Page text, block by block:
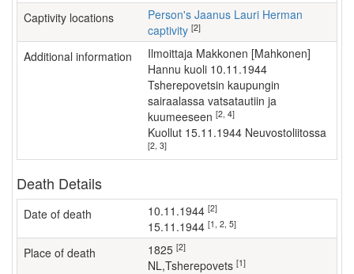
Captivity locations
Person's Jaanus Lauri Herman
captivity [2]
Additional information
ilmoittaja Makkonen [Mahkonen]
Hannu kuoli 10.11.1944
Tsherepovetsin kaupungin
sairaalassa vatsatautiin ja
kuumeeseen [2, 4]
kuollut 15.11.1944 Neuvostoliitossa
[2, 3]
Death Details
Date of death 10.11.1944 [2]
15.11.1944 [1, 2, 5]
Place of death 1825 [2]
NL,Tsherepovets [1]